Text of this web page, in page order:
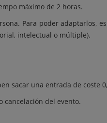
máximo de 2 horas.
Para poder adaptarlos,
intelectual o múltiple).
sacar una entrada de coste
cancelación del evento.